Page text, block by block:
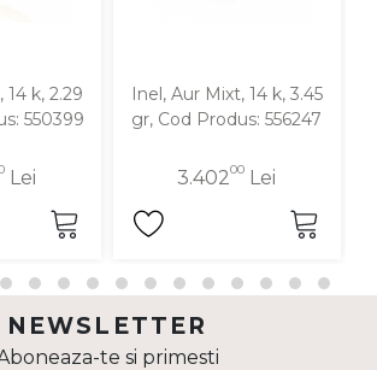
k, 2.29
550399
Lei
Inel, Aur Mixt, 14 k, 3.45
gr, Cod Produs: 556247
3.40200 Lei
NEWSLETTER
te si primesti